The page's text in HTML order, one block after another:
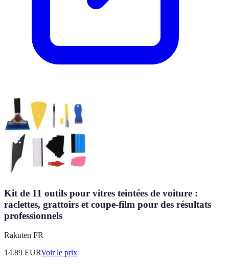
Kit de 11 outils pour vitres teintées de voiture :
raclettes, grattoirs et coupe-film pour des résultats
professionnels
Rakuten FR
14.89 EURVoir le prix